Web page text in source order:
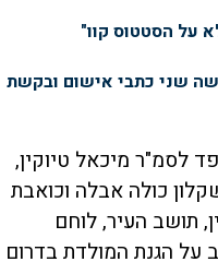
על הסטטוס קוו"
שני כתבי אישום ובקשת
לסמ"ר מיכאל טיוקין,
כולה אבלה וכואבת
תושב העיר, לוחם
שנפל בקרב על הגנת המולדת בדרום